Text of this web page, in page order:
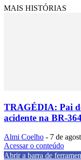
MAIS HISTÓRIAS
TRAGÉDIA: Pai
acidente na BR-
Almi Coelho - 7 de
Acessar o conteúdo
Abrir a barra de